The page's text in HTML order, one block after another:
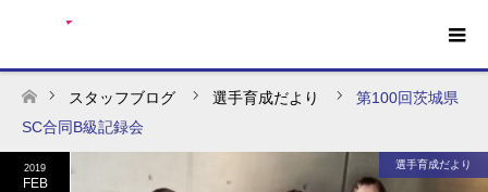
ホーム
スタッフブログ 選手育成だより
第100回茨城県
SC合同B級記録会
2019
FEB
選手育成だより